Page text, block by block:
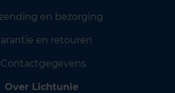
en bezorging
en retouren
Contactgegevens
Over Lichtunie